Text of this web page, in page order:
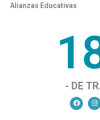
Alianzas Educativas
- DE